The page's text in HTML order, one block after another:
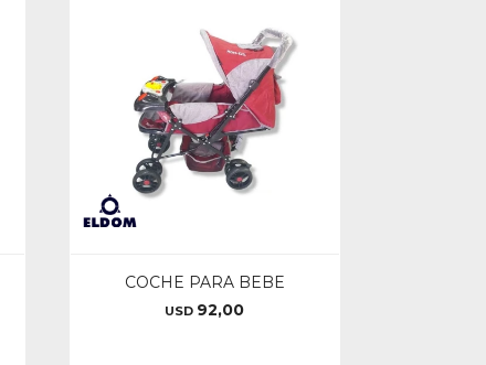
COCHE PARA BEBE
USD 92,00